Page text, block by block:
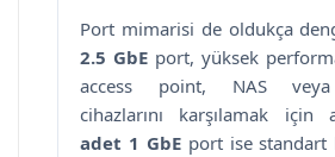
Port mimarisi de oldukça
2.5 GbE port, yüksek
access point, NAS veya
cihazlarını karşılamak için
adet 1 GbEport ise standart